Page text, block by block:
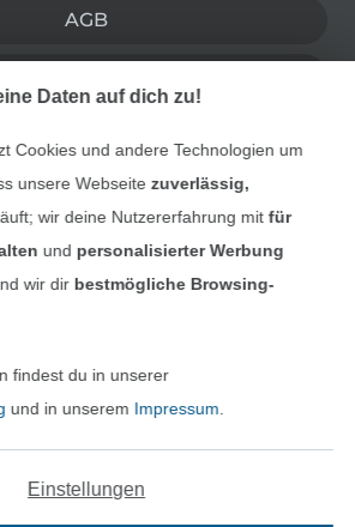
AGB
Kontakt
mehr Inspiration
Daten auf dich zu!
Cookies und andere Technologien um
unsere Webseite zuverlässig,
wir deine Nutzererfahrung mitfür
und personalisierter Werbung
wir dir bestmögliche Browsing-
findest du in unserer
und in unserem Impressum
Einstellungen